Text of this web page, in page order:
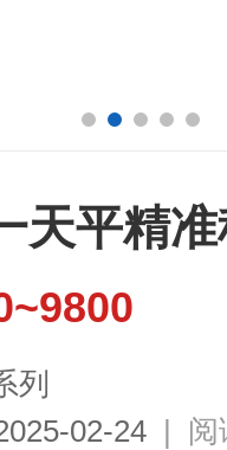
天平精
列
02-24 | 阅